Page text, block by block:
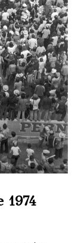
1974